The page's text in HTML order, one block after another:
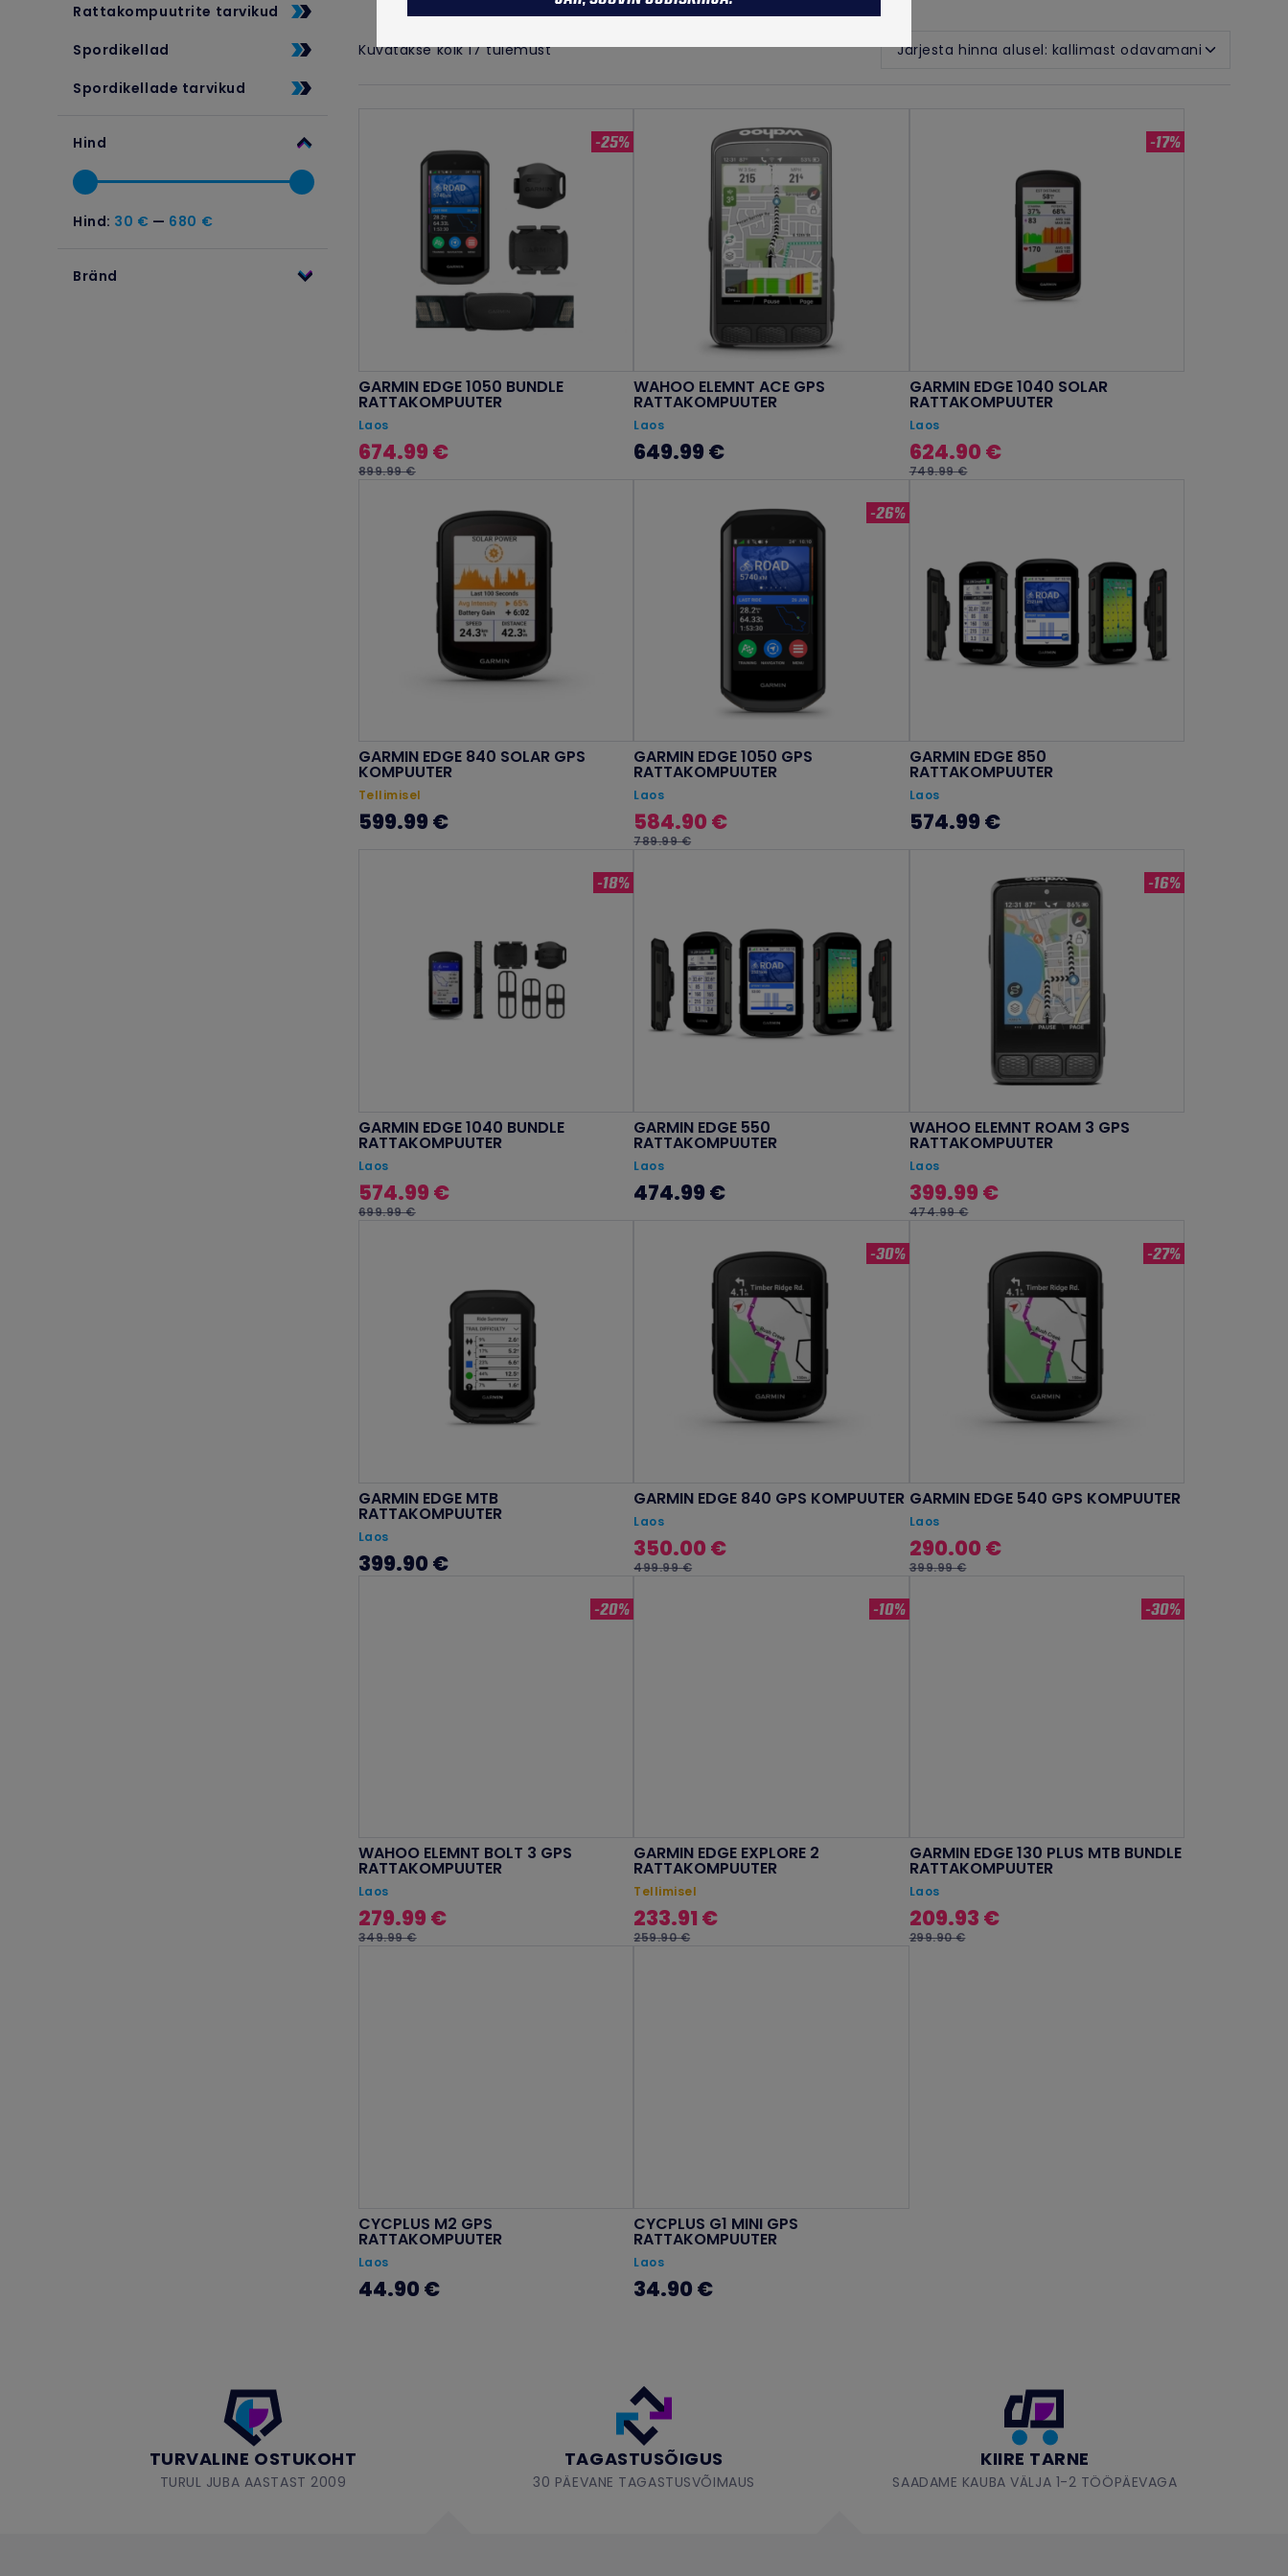
Rattakompuutrite tarvikud
Spordikellad
Spordikellade tarvikud
Hind
Minimaalne
Maksimaalne
Hind: 30 € — 680 €
Bränd
Kuvatakse kõik 17 tulemustSorditud
madalaimani
-25%
GARMIN EDGE 1050 BUNDLE
RATTAKOMPUUTER
Laos
674.99 €
899.99 €
WAHOO ELEMNT ACE GPS
RATTAKOMPUUTER
Laos
649.99 €
-17%
GARMIN EDGE 1040 SOLAR
RATTAKOMPUUTER
Laos
624.90 €
749.99 €
GARMIN EDGE 840 SOLAR GPS
KOMPUUTER
Tellimisel
599.99 €
-26%
GARMIN EDGE 1050 GPS
RATTAKOMPUUTER
Laos
584.90 €
789.99 €
GARMIN EDGE 850
RATTAKOMPUUTER
Laos
574.99 €
-18%
GARMIN EDGE 1040 BUNDLE
RATTAKOMPUUTER
Laos
574.99 €
699.99 €
GARMIN EDGE 550
RATTAKOMPUUTER
Laos
474.99 €
-16%
WAHOO ELEMNT ROAM 3 GPS
RATTAKOMPUUTER
Laos
399.99 €
474.99 €
GARMIN EDGE MTB
RATTAKOMPUUTER
Laos
399.90 €
-30%
GARMIN EDGE 840 GPS KOMPUUTER
Laos
350.00 €
499.99 €
-27%
GARMIN EDGE 540 GPS KOMPUUTER
Laos
290.00 €
399.99 €
-20%
WAHOO ELEMNT BOLT 3 GPS
RATTAKOMPUUTER
Laos
279.99 €
349.99 €
-10%
GARMIN EDGE EXPLORE 2
RATTAKOMPUUTER
Tellimisel
233.91 €
259.90 €
-30%
GARMIN EDGE 130 PLUS MTB BUNDLE
RATTAKOMPUUTER
Laos
209.93 €
299.90 €
CYCPLUS M2 GPS
RATTAKOMPUUTER
Laos
44.90 €
CYCPLUS G1 MINI GPS
RATTAKOMPUUTER
Laos
34.90 €
TURVALINE OSTUKOHT
TURUL JUBA AASTAST 2009
TAGASTUSÕIGUS
30 PÄEVANE TAGASTUSVÕIMAUS
KIIRE TARNE
SAADAME KAUBA VÄLJA 1-2 TÖÖPÄEVAGA
TALVETOOTED